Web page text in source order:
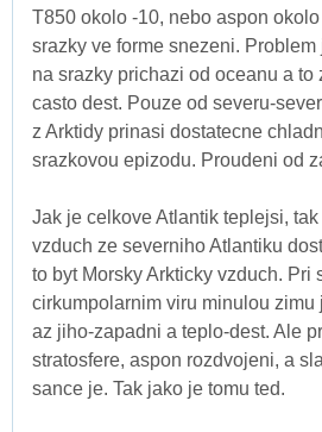
T850 okolo -10, nebo aspon
srazky ve forme snezeni.
na srazky prichazi od oceanu a to
casto dest. Pouze od severu-
z Arktidy prinasi dostatecne
srazkovou epizodu. Proudeni od
Jak je celkove Atlantik teplejsi,
vzduch ze severniho Atlantiku
to byt Morsky Arkticky vzduch. Pri
cirkumpolarnim viru minulou zimu
az jiho-zapadni a teplo-dest. Ale
stratosfere, aspon rozdvojeni, a
sance je. Tak jako je tomu ted.